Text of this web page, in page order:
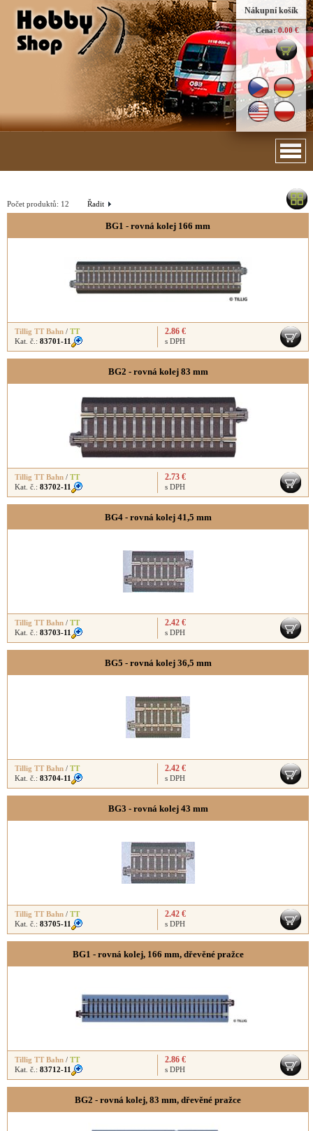
Nákupní košík
Cena: 0.00 €
Řadit
Počet produktů: 12
BG1 - rovná kolej 166 mm
Tillig TT Bahn / TT
Kat. č.: 83701-11
2.86 €
s DPH
BG2 - rovná kolej 83 mm
Tillig TT Bahn / TT
Kat. č.: 83702-11
2.73 €
s DPH
BG4 - rovná kolej 41,5 mm
Tillig TT Bahn / TT
Kat. č.: 83703-11
2.42 €
s DPH
BG5 - rovná kolej 36,5 mm
Tillig TT Bahn / TT
Kat. č.: 83704-11
2.42 €
s DPH
BG3 - rovná kolej 43 mm
Tillig TT Bahn / TT
Kat. č.: 83705-11
2.42 €
s DPH
BG1 - rovná kolej, 166 mm, dřevěné pražce
Tillig TT Bahn / TT
Kat. č.: 83712-11
2.86 €
s DPH
BG2 - rovná kolej, 83 mm, dřevěné pražce